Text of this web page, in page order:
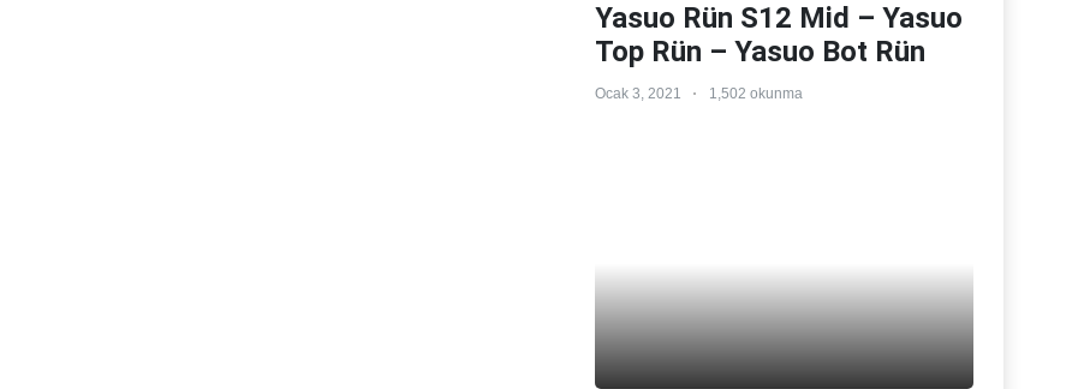
Yasuo Rün S12 Mid – Yasuo
Top Rün – Yasuo Bot Rün
Ocak 3, 2021 1,502 okunma